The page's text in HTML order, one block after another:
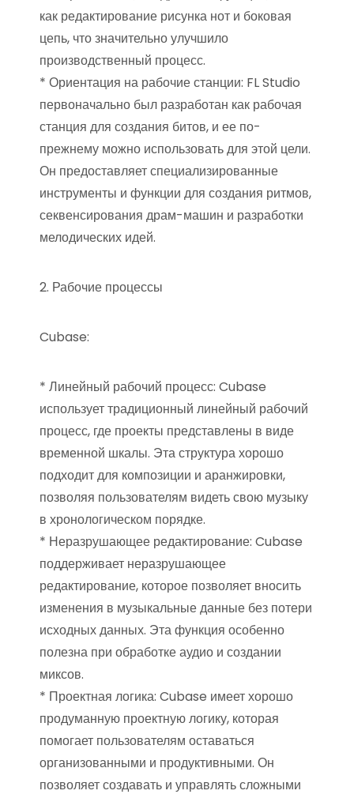
как редактирование рисунка нот и боковая
цепь, что значительно улучшило
производственный процесс.
* Ориентация на рабочие станции: FL Studio
первоначально был разработан как рабочая
станция для создания битов, и ее по-
прежнему можно использовать для этой цели.
Он предоставляет специализированные
инструменты и функции для создания ритмов,
секвенсирования драм-машин и разработки
мелодических идей.
2. Рабочие процессы
Cubase:
* Линейный рабочий процесс: Cubase
использует традиционный линейный рабочий
процесс, где проекты представлены в виде
временной шкалы. Эта структура хорошо
подходит для композиции и аранжировки,
позволяя пользователям видеть свою музыку
в хронологическом порядке.
* Неразрушающее редактирование: Cubase
поддерживает неразрушающее
редактирование, которое позволяет вносить
изменения в музыкальные данные без потери
исходных данных. Эта функция особенно
полезна при обработке аудио и создании
миксов.
* Проектная логика: Cubase имеет хорошо
продуманную проектную логику, которая
помогает пользователям оставаться
организованными и продуктивными. Он
позволяет создавать и управлять сложными